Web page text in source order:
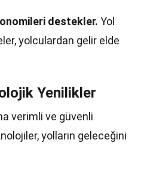
destekler. Yol
yolculardan gelir elde
Yenilikler
verimli ve güvenli
yolların geleceğini